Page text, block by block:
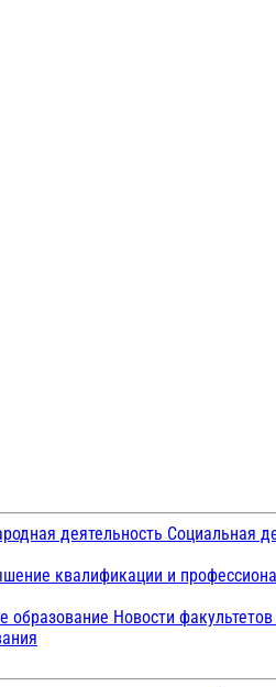
деятельность Социальная
квалификации и
образование Новости факультетов